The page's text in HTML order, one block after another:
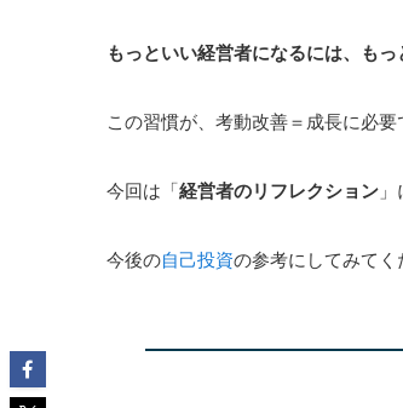
もっといい経営者になるには、もっ
この習慣が、考動改善＝成長に必要
今回は「経営者のリフレクション
今後の自己投資の参考にしてみてく